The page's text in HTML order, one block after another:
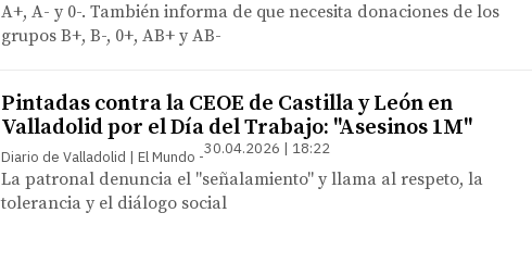
A+, A- y 0-. También informa de que necesita donaciones de los
grupos B+, B-, 0+, AB+ y AB-
Pintadas contra la CEOE de Castilla y León en
Valladolid por el Día del Trabajo: "Asesinos 1M"
Diario de Valladolid | El Mundo 30.04.2026 | 18:22
La patronal denuncia el "señalamiento" y llama al respeto, la
tolerancia y el diálogo social